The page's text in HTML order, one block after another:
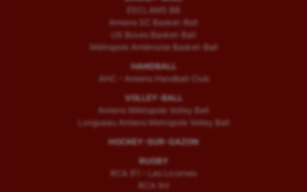
ESCLAMS BB
Amiens SC Basket-Ball
US Boves Basket-Ball
Métropole Amiénoise Basket-Ball
HANDBALL
AHC – Amiens Handball Club
VOLLEY-BALL
Amiens Métropole Volley Ball
Longueau Amiens Metropole Volley Ball
HOCKEY-SUR-GAZON
RUGBY
RCA (F) – Les Licornes
RCA (H)